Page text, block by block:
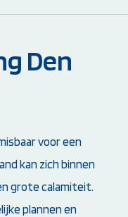
EHBO Cursussen
EHBO Basiscursus
EHBO Herhaling
Den
voor een
kan zich binnen
grote calamiteit.
plannen en